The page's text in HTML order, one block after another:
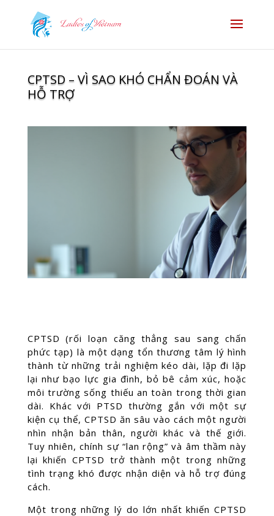
CPTSD – VÌ SAO KHÓ CHẨN ĐOÁN VÀ
HỖ TRỢ
CPTSD (rối loạn căng thẳng sau sang chấn
phức tạp) là một dạng tổn thương tâm lý hình
thành từ những trải nghiệm kéo dài, lặp đi lặp
lại như bạo lực gia đình, bỏ bê cảm xúc, hoặc
môi trường sống thiếu an toàn trong thời gian
dài. Khác với PTSD thường gắn với một sự
kiện cụ thể, CPTSD ăn sâu vào cách một người
nhìn nhận bản thân, người khác và thế giới.
Tuy nhiên, chính sự “lan rộng” và âm thầm này
lại khiến CPTSD trở thành một trong những
tình trạng khó được nhận diện và hỗ trợ đúng
cách.
Một trong những lý do lớn nhất khiến CPTSD